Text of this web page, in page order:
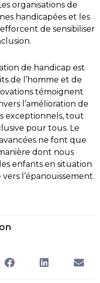
organisations de
handicapées et les
de sensibiliser
de handicap est
de l’homme et de
témoignent
l’amélioration de
exceptionnels, tout
pour tous. Le
ne font que
dont nous
enfants en situation
l’épanouissement.